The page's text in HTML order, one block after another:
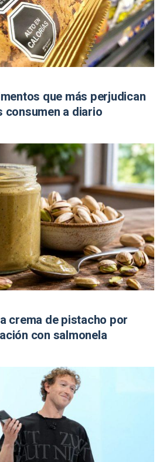
que más perjudican
consumen a diario
crema de pistacho por
con salmonela